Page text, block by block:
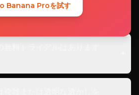
品質オプションは何ですか？
Banana Proを試す